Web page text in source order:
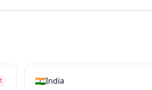
🇮🇳India